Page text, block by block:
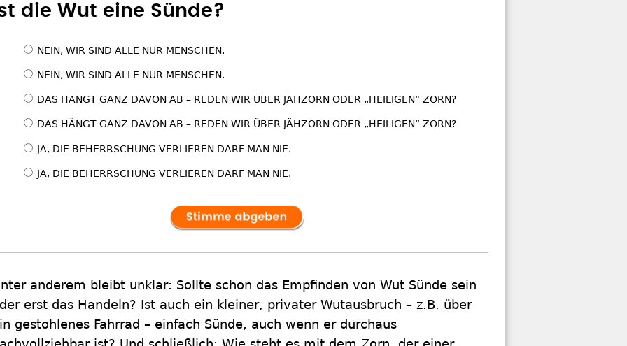
die Wut eine Sünde?
NEIN, WIR SIND ALLE NUR MENSCHEN.
NEIN, WIR SIND ALLE NUR MENSCHEN.
DAS HÄNGT GANZ DAVON AB – REDEN WIR ÜBER JÄHZORN ODER „HEILIGEN“ ZORN?
DAS HÄNGT GANZ DAVON AB – REDEN WIR ÜBER JÄHZORN ODER „HEILIGEN“ ZORN?
JA, DIE BEHERRSCHUNG VERLIEREN DARF MAN NIE.
JA, DIE BEHERRSCHUNG VERLIEREN DARF MAN NIE.
anderem bleibt unklar: Sollte schon das Empfinden von Wut Sünde sein
erst das Handeln? Ist auch ein kleiner, privater Wutausbruch – z.B. über
gestohlenes Fahrrad – einfach Sünde, auch wenn er durchaus